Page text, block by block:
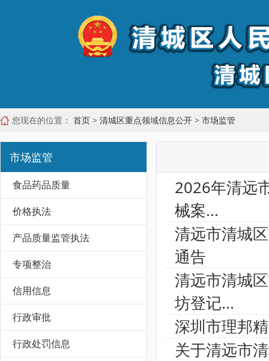
您现在的位置： 首页 > 清城区重点领域信息公开 > 市场监管
市场监管
食品药品质量
价格执法
产品质量监管执法
专项整治
信用信息
行政审批
行政处罚信息
2026年清远
械案...
清远市清城
通告
清远市清城
坊登记...
深圳市理邦
关于清远市